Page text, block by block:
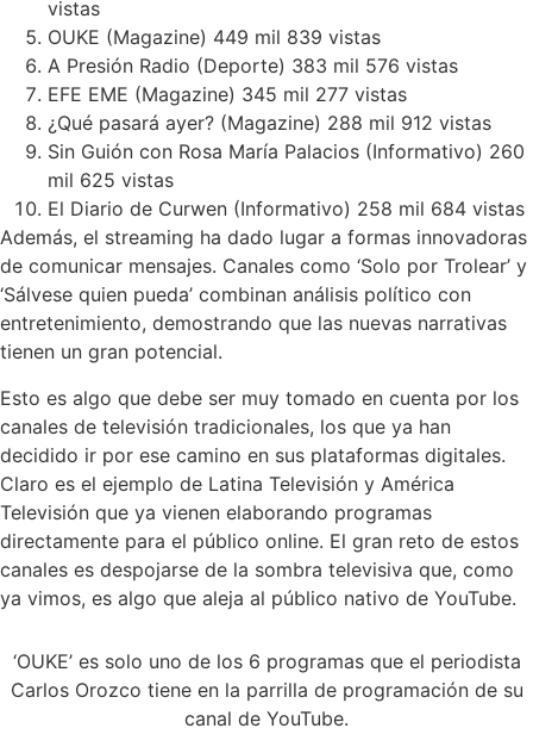
vistas
OUKE (Magazine) 449 mil 839 vistas
A Presión Radio (Deporte) 383 mil 576 vistas
EFE EME (Magazine) 345 mil 277 vistas
¿Qué pasará ayer? (Magazine) 288 mil 912 vistas
Sin Guión con Rosa María Palacios (Informativo) 260
mil 625 vistas
El Diario de Curwen (Informativo) 258 mil 684 vistas
Además, el streaming ha dado lugar a formas innovadoras
de comunicar mensajes. Canales como ‘Solo por Trolear’ y
‘Sálvese quien pueda’ combinan análisis político con
entretenimiento, demostrando que las nuevas narrativas
tienen un gran potencial.
Esto es algo que debe ser muy tomado en cuenta por los
canales de televisión tradicionales, los que ya han
decidido ir por ese camino en sus plataformas digitales.
Claro es el ejemplo de Latina Televisión y América
Televisión que ya vienen elaborando programas
directamente para el público online. El gran reto de estos
canales es despojarse de la sombra televisiva que, como
ya vimos, es algo que aleja al público nativo de YouTube.
‘OUKE’ es solo uno de los 6 programas que el periodista
Carlos Orozco tiene en la parrilla de programación de su
canal de YouTube.